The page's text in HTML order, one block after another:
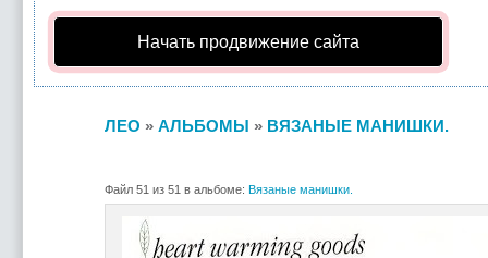
Начать продвижение сайта
ЛЕО » АЛЬБОМЫ » ВЯЗАНЫЕ МАНИШКИ.
Файл 51 из 51 в альбоме: Вязаные манишки.